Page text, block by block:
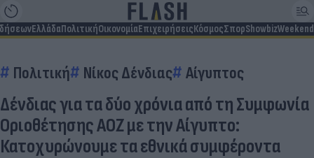
ΕλλάδαΠολιτικήΟικονομίαΕπιχειρήσειςΚόσμοςΣπορShowbizWeekend
Πολιτική Νίκος Δένδιας Αίγυπτος
Δένδιας για τα δύο χρόνια από τη Συμφωνία
Οριοθέτησης ΑΟΖ με την Αίγυπτο:
Κατοχυρώνουμε τα εθνικά συμφέροντα